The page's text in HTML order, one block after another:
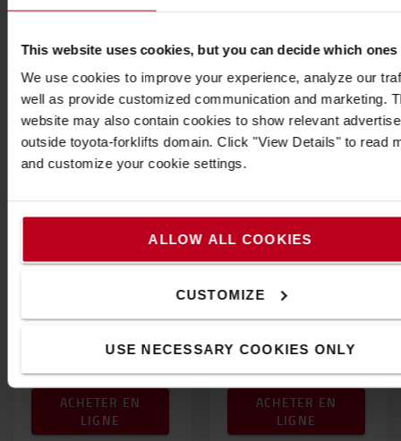
This website uses cookies, but you can decide which ones
We use cookies to improve your experience, analyze our
well as provide customized communication and marketing.
website may also contain cookies to show relevant
outside toyota-forklifts domain. Click "View Details" to read
and customize your cookie settings.
ALLOW ALL COOKIES
CUSTOMIZE
USE NECESSARY COOKIES ONLY
housse de siège
adaptable
Augmente la durée
de vie de votre siège
ACHETER EN
LIGNE
d'avertissement, 36-80
« Bruit blanc » conçu
par exemple pour la
circulation routière
(environnement
résidentiel urbain)
Fournir une sécurité
les situations de
visibilité réduite
ACHETER EN
LIGNE